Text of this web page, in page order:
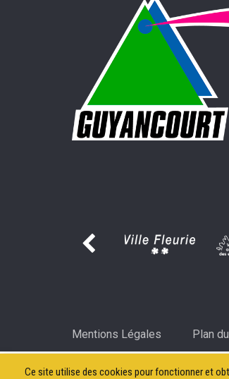
Ce site utilise des cookies pour fonctionner et
Mentions Légales Plan